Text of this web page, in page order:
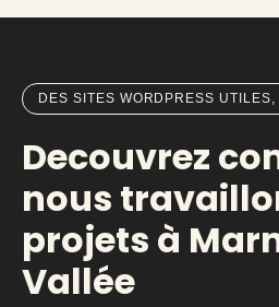
DES SITES WORDPRESS
Decouvrez
nous
projets à
Vallée